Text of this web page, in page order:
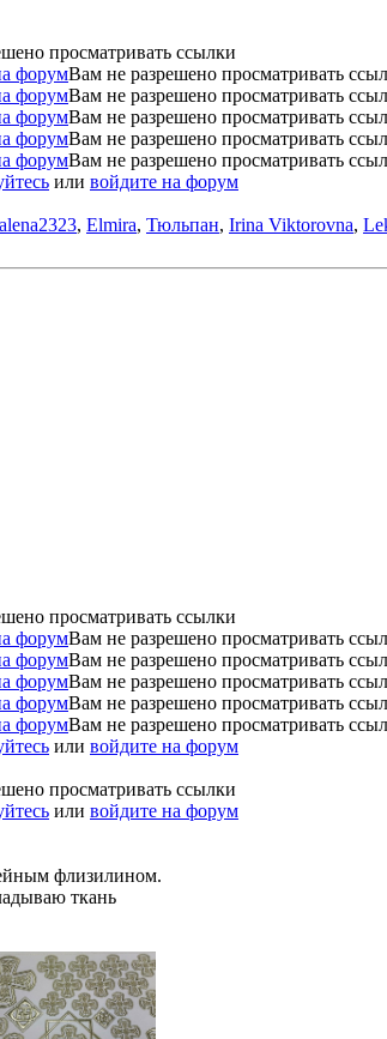
просматривать ссылки
форумВам не разрешено просматривать
форумВам не разрешено просматривать
форумВам не разрешено просматривать
форумВам не разрешено просматривать
форумВам не разрешено просматривать
или войдите на форум
, Elmira, Тюльпан, Irina Viktorovna,
просматривать ссылки
форумВам не разрешено просматривать
форумВам не разрешено просматривать
форумВам не разрешено просматривать
форумВам не разрешено просматривать
форумВам не разрешено просматривать
или войдите на форум
просматривать ссылки
или войдите на форум
флизилином.
ткань